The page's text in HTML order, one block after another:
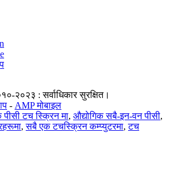
२०२३ : सर्वाधिकार सुरक्षित।
- AMP मोबाइल
टच स्क्रिन मा, औद्योगिक सबै-इन-वन पीसी,
,सबै एक टचस्क्रिन कम्प्युटरमा,टच